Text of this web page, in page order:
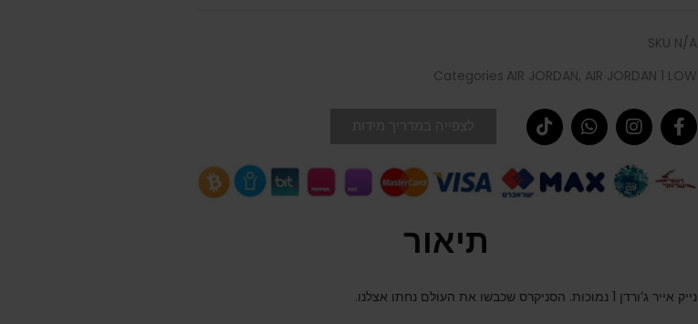
SKU N/A
Categories AIR JORDAN, AIR JORDAN 1 LOW
תיאור
נייק אייר ג’ורדן 1 נמוכות. הסניקרס שכבשו את העולם נחתו אצלנו.